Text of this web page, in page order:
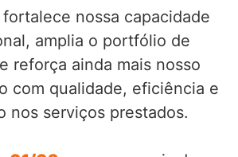
fortalece nossa capacidade
amplia o portfólio de
reforça ainda mais nosso
com qualidade, eficiência e
nos serviços prestados.